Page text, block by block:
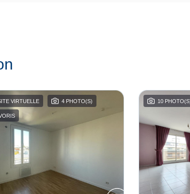
VIRTUELLE 4 PHOTO(S) 10